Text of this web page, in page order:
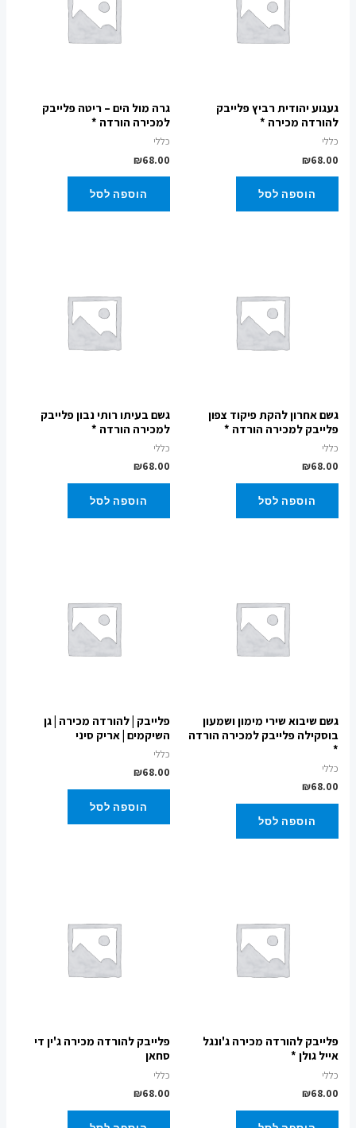
געגוע יהודית רביץ פלייבק
להורדה מכירה *
כללי
₪68.00
הוספה לסל
גרה מול הים – ריטה פלייבק
למכירה הורדה *
כללי
₪68.00
הוספה לסל
גשם אחרון להקת פיקוד צפון
פלייבק למכירה הורדה *
כללי
₪68.00
הוספה לסל
גשם בעיתו רותי נבון פלייבק
למכירה הורדה *
כללי
₪68.00
הוספה לסל
גשם שיבוא שירי מימון ושמעון
בוסקילה פלייבק למכירה הורדה
*
כללי
₪68.00
הוספה לסל
פלייבק | להורדה מכירה | גן
השיקמים | אריק סיני
כללי
₪68.00
הוספה לסל
פלייבק להורדה מכירה ג'ונגל
אייל גולן *
כללי
₪68.00
פלייבק להורדה מכירה ג'ין די
סחאן
כללי
₪68.00